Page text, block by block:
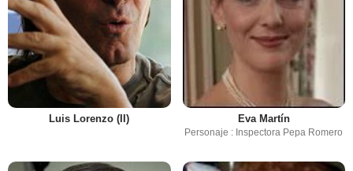
Luis Lorenzo (II) Eva Martín
Personaje : Inspectora Pepa Romero